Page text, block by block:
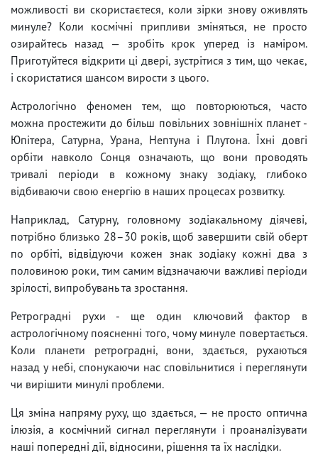
можливості ви скористаєтеся, коли зірки знову оживлять
минуле? Коли космічні припливи зміняться, не просто
озирайтесь назад — зробіть крок уперед із наміром.
Приготуйтеся відкрити ці двері, зустрітися з тим, що чекає,
і скористатися шансом вирости з цього.
Астрологічно феномен тем, що повторюються, часто
можна простежити до більш повільних зовнішніх планет -
Юпітера, Сатурна, Урана, Нептуна і Плутона. Їхні довгі
орбіти навколо Сонця означають, що вони проводять
тривалі періоди в кожному знаку зодіаку, глибоко
відбиваючи свою енергію в наших процесах розвитку.
Наприклад, Сатурну, головному зодіакальному діячеві,
потрібно близько 28–30 років, щоб завершити свій оберт
по орбіті, відвідуючи кожен знак зодіаку кожні два з
половиною роки, тим самим відзначаючи важливі періоди
зрілості, випробувань та зростання.
Ретроградні рухи - ще один ключовий фактор в
астрологічному поясненні того, чому минуле повертається.
Коли планети ретроградні, вони, здається, рухаються
назад у небі, спонукаючи нас сповільнитися і переглянути
чи вирішити минулі проблеми.
Ця зміна напряму руху, що здається, — не просто оптична
ілюзія, а космічний сигнал переглянути і проаналізувати
наші попередні дії, відносини, рішення та їх наслідки.